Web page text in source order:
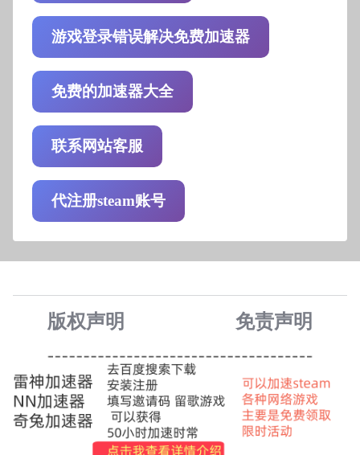
游戏登录错误解决免费加速器
免费的加速器大全
联系网站客服
代注册steam账号
版权声明 免责声明